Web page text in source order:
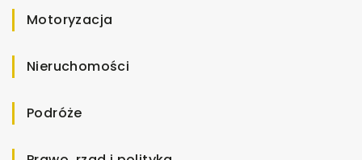
Motoryzacja
Nieruchomości
Podróże